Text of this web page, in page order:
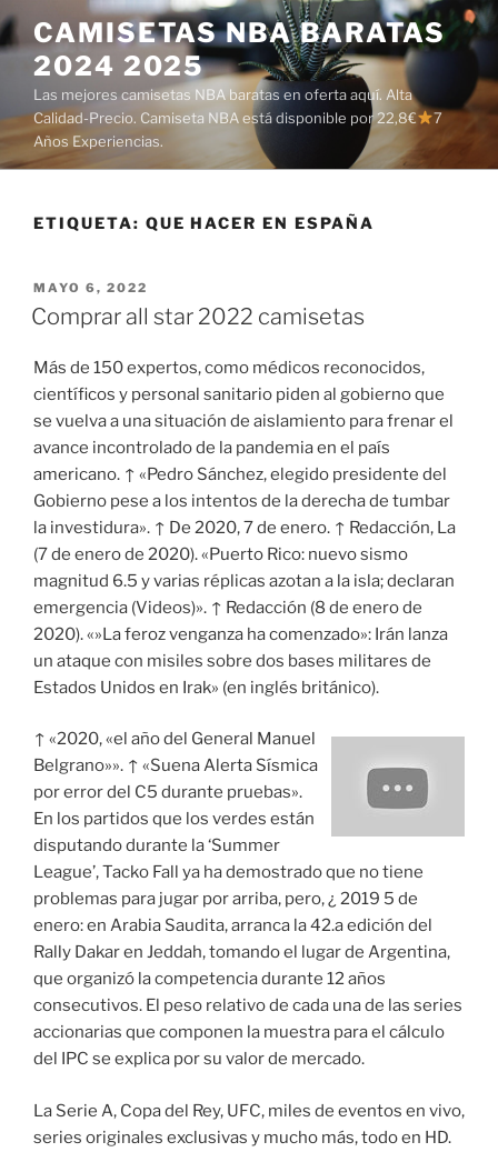
Saltar
al
contenido
CAMISETAS NBA BARATAS
2024 2025
Las mejores camisetas NBA baratas en oferta aquí. Alta
Calidad-Precio. Camiseta NBA está disponible por 22,8€
7
Años Experiencias.
ETIQUETA: QUE HACER EN ESPAÑA
PUBLICADO
EL
MAYO 6, 2022
Comprar all star 2022 camisetas
Más de 150 expertos, como médicos reconocidos,
científicos y personal sanitario piden al gobierno que
se vuelva a una situación de aislamiento para frenar el
avance incontrolado de la pandemia en el país
americano. ↑ «Pedro Sánchez, elegido presidente del
Gobierno pese a los intentos de la derecha de tumbar
la investidura». ↑ De 2020, 7 de enero. ↑ Redacción, La
(7 de enero de 2020). «Puerto Rico: nuevo sismo
magnitud 6.5 y varias réplicas azotan a la isla; declaran
emergencia (Videos)». ↑ Redacción (8 de enero de
2020). «»La feroz venganza ha comenzado»: Irán lanza
un ataque con misiles sobre dos bases militares de
Estados Unidos en Irak» (en inglés británico).
↑ «2020, «el año del General Manuel
Belgrano»». ↑ «Suena Alerta Sísmica
por error del C5 durante pruebas».
En los partidos que los verdes están
disputando durante la ‘Summer
League’, Tacko Fall ya ha demostrado que no tiene
problemas para jugar por arriba, pero, ¿ 2019 5 de
enero: en Arabia Saudita, arranca la 42.a edición del
Rally Dakar en Jeddah, tomando el lugar de Argentina,
que organizó la competencia durante 12 años
consecutivos. El peso relativo de cada una de las series
accionarias que componen la muestra para el cálculo
del IPC se explica por su valor de mercado.
La Serie A, Copa del Rey, UFC, miles de eventos en vivo,
series originales exclusivas y mucho más, todo en HD.